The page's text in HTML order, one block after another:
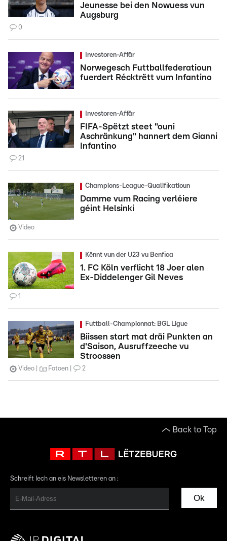
Jeunesse bei den Nowuess vun
Augsburg
0
Investoren-Affär
Norwegesch Futtballfederatioun
fuerdert Récktrëtt vum Infantino
Investoren-Affär
FIFA-Spëtzt steet "ouni
Aschränkung" hannert dem Gianni
Infantino
21
Champions-League-Qualifikatioun
Damme vum Racing verléiere
géint Helsinki
Video
Kënnt vun der U23 vu Benfica
1. FC Köln verflicht 18 Joer alen
Ex-Diddelenger Gil Neves
1
Futtball-Championnat: BGL Ligue
Biissen start mat dräi Punkten an
d'Saison, Ausruffzeeche vu
Stroossen
Video Fotoen 2
Back to Top
Schreift Iech an eis Newsletteren an :
Ok